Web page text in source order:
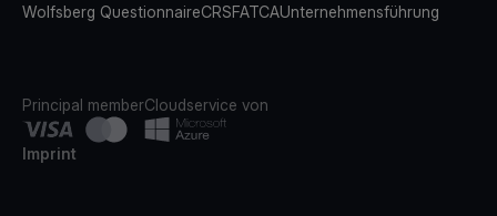
Wolfsberg QuestionnaireCRSFATCAUnternehmensführung
Principal memberCloudservice von
Imprint